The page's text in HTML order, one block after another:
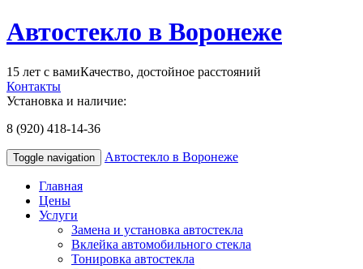
Автостекло в Воронеже
15 лет с вамиКачество, достойное расстояний
Контакты
Установка и наличие:
8 (920) 418-14-36
Toggle navigation Автостекло в Воронеже
Главная
Цены
Услуги
Замена и установка автостекла
Вклейка автомобильного стекла
Тонировка автостекла